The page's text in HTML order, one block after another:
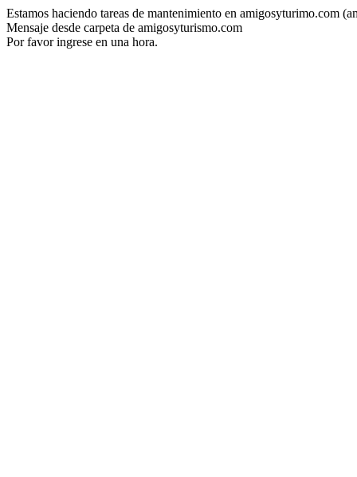
Estamos haciendo tareas de mantenimiento en amigosyturimo.com
Mensaje desde carpeta de amigosyturismo.com
Por favor ingrese en una hora.